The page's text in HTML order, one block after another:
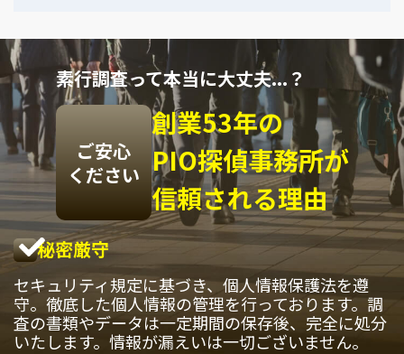
素行調査って本当に大丈夫...？
ご安心
ください
創業53年の
PIO探偵事務所が
信頼される理由
秘密厳守
セキュリティ規定に基づき、個人情報保護法を遵
守。徹底した個人情報の管理を行っております。調
査の書類やデータは一定期間の保存後、完全に処分
いたします。情報が漏えいは一切ございません。